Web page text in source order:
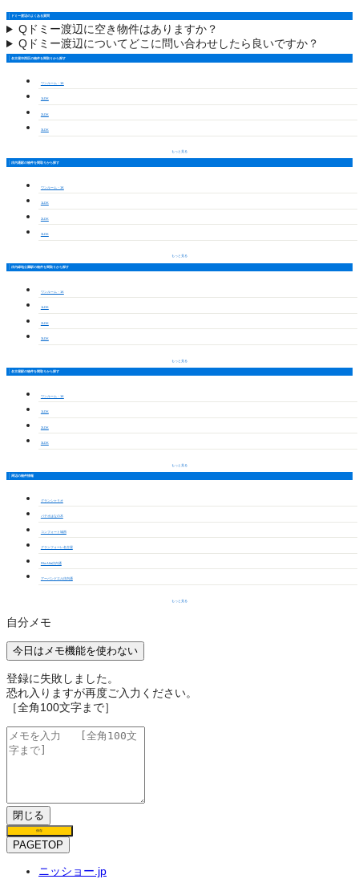
ドミー渡辺のよくある質問
Qドミー渡辺に空き物件はありますか？
Qドミー渡辺についてどこに問い合わせしたら良いですか？
名古屋市西区の物件を間取りから探す
ワンルーム・1K
1LDK
2LDK
3LDK
もっと見る
庄内通駅の物件を間取りから探す
ワンルーム・1K
1LDK
2LDK
3LDK
もっと見る
庄内緑地公園駅の物件を間取りから探す
ワンルーム・1K
1LDK
2LDK
3LDK
もっと見る
名古屋駅の物件を間取りから探す
ワンルーム・1K
1LDK
2LDK
3LDK
もっと見る
周辺の物件情報
グランシャリオ
パテオはなの木
コンフォート城西
グランフォーレ名古屋
Fila Alta庄内通
アーバンドエル庄内通
もっと見る
自分メモ
今日はメモ機能を使わない
登録に失敗しました。
恐れ入りますが再度ご入力ください。
［全角100文字まで］
閉じる
保存
PAGETOP
ニッショー.jp